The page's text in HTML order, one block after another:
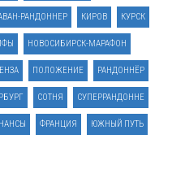
РАНДОННЕР КИРОВ КУРСК
НОВОСИБИРСК-МАРАФОН
ПОЛОЖЕНИЕ РАНДОННЁР
СОТНЯ СУПЕРРАНДОННЕ
ФРАНЦИЯ ЮЖНЫЙ ПУТЬ